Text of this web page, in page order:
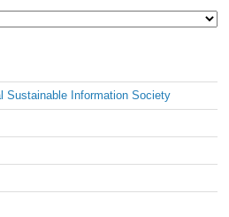
Sustainable Information Society